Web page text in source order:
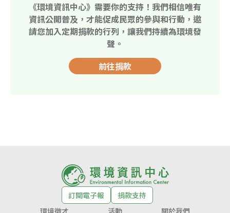
《環境資訊中心》需要你的支持！我們相信唯有
資訊公開普及，才能促成民眾的參與和行動，邀
請您加入定期捐款的行列，讓我們持續為環境發
聲。
前往捐款
訂閱電子報
捐款支持